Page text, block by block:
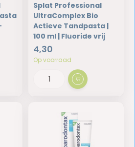
Splat Professional
UltraComplex Bio
Actieve Tandpasta |
100 ml | Fluoride vrij
4,30
Op voorraad